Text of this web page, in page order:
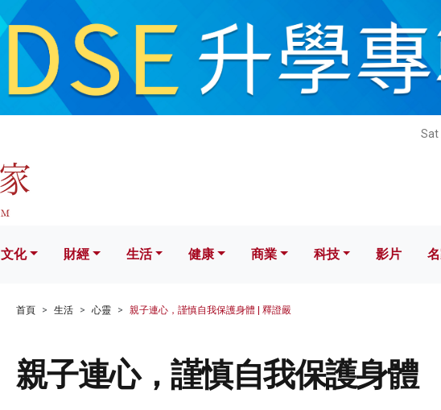
Sat
財經 生活 健康 科技 影片
文化 財經 生活 健康 商業 科技 影片
首頁 生活 心靈 親子連心，謹慎自我保護身體 | 釋證嚴
親子連心，謹慎自我保護身體